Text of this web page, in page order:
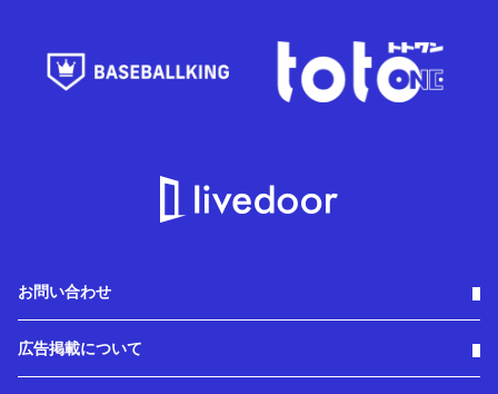
お問い合わせ
広告掲載について